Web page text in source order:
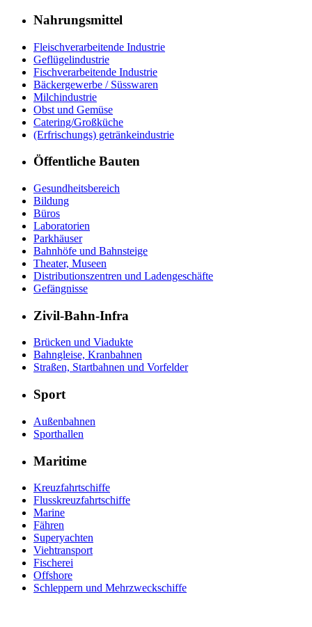
Nahrungsmittel
Fleischverarbeitende Industrie
Geflügelindustrie
Fischverarbeitende Industrie
Bäckergewerbe / Süsswaren
Milchindustrie
Obst und Gemüse
Catering/Großküche
(Erfrischungs) getränkeindustrie
Öffentliche Bauten
Gesundheitsbereich
Bildung
Büros
Laboratorien
Parkhäuser
Bahnhöfe und Bahnsteige
Theater, Museen
Distributionszentren und Ladengeschäfte
Gefängnisse
Zivil-Bahn-Infra
Brücken und Viadukte
Bahngleise, Kranbahnen
Straßen, Startbahnen und Vorfelder
Sport
Außenbahnen
Sporthallen
Maritime
Kreuzfahrtschiffe
Flusskreuzfahrtschiffe
Marine
Fähren
Superyachten
Viehtransport
Fischerei
Offshore
Schleppern und Mehrzweckschiffe